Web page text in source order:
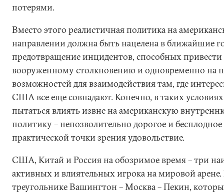
потерями.
Вместо этого реалистичная политика на
направлении должна быть нацелена в ближайшие
предотвращение инцидентов, способных привести
вооруженному столкновению и одновременно на
возможностей для взаимодействия там, где
США все еще совпадают. Конечно, в таких условиях
пытаться влиять извне на американскую
политику – непозволительно дорогое и бесплодное
практической точки зрения удовольствие.
США, Китай и Россия на обозримое время – три
активных и влиятельных игрока на мировой
треугольнике Вашингтон – Москва – Пекин,